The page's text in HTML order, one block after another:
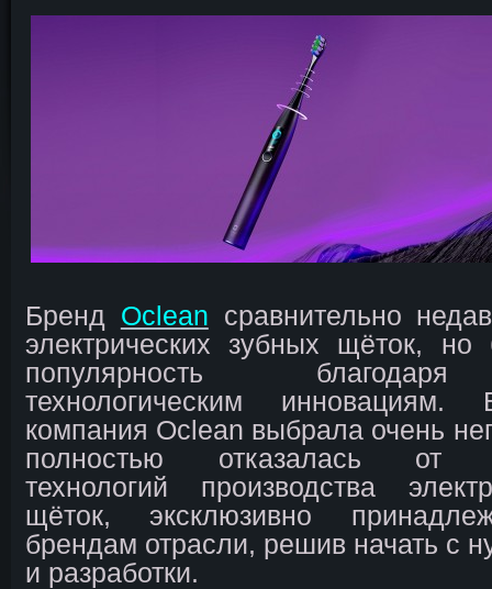
Бренд Oclean сравнительно
электрических зубных щёток, но
популярность
технологическим
компания Oclean выбрала очень
полностью отказалась от
технологий производства
щёток, эксклюзивно
брендам отрасли, решив начать с
и разработки.